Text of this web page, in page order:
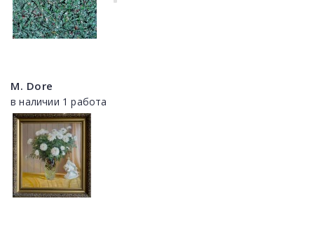
M. Dore
в наличии 1 работа